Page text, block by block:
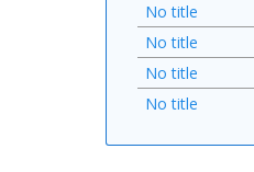
No title
No title
No title
No title